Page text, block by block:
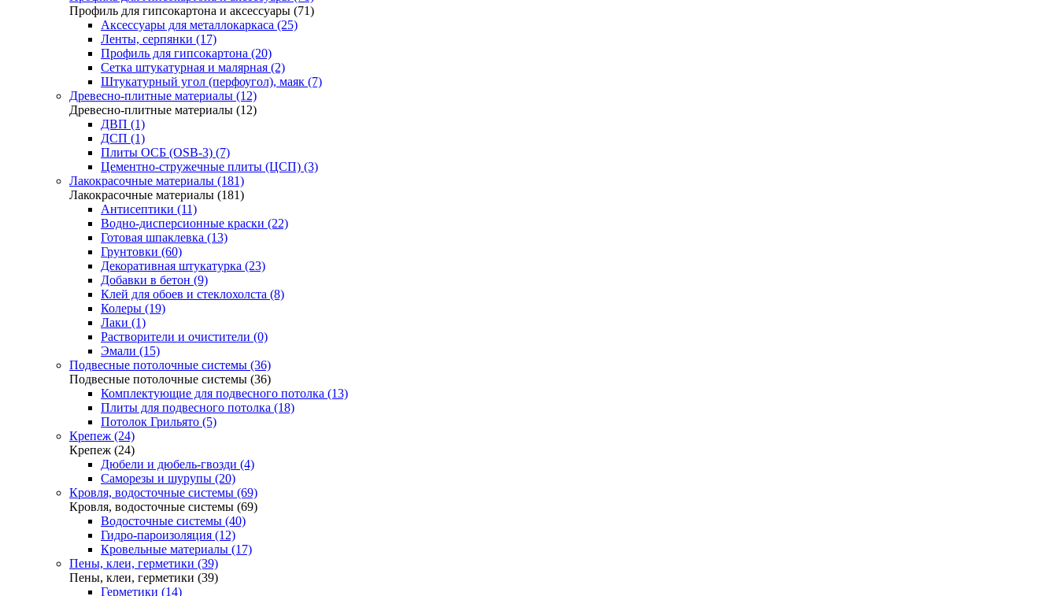
Профиль для гипсокартона и аксессуары (71)
Аксессуары для металлокаркаса (25)
Ленты, серпянки (17)
Профиль для гипсокартона (20)
Сетка штукатурная и малярная (2)
Штукатурный угол (перфоугол), маяк (7)
Древесно-плитные материалы (12)
Древесно-плитные материалы (12)
ДВП (1)
ДСП (1)
Плиты ОСБ (OSB-3) (7)
Цементно-стружечные плиты (ЦСП) (3)
Лакокрасочные материалы (181)
Лакокрасочные материалы (181)
Антисептики (11)
Водно-дисперсионные краски (22)
Готовая шпаклевка (13)
Грунтовки (60)
Декоративная штукатурка (23)
Добавки в бетон (9)
Клей для обоев и стеклохолста (8)
Колеры (19)
Лаки (1)
Растворители и очистители (0)
Эмали (15)
Подвесные потолочные системы (36)
Подвесные потолочные системы (36)
Комплектующие для подвесного потолка (13)
Плиты для подвесного потолка (18)
Потолок Грильято (5)
Крепеж (24)
Крепеж (24)
Дюбели и дюбель-гвозди (4)
Саморезы и шурупы (20)
Кровля, водосточные системы (69)
Кровля, водосточные системы (69)
Водосточные системы (40)
Гидро-пароизоляция (12)
Кровельные материалы (17)
Пены, клеи, герметики (39)
Пены, клеи, герметики (39)
Герметики (14)